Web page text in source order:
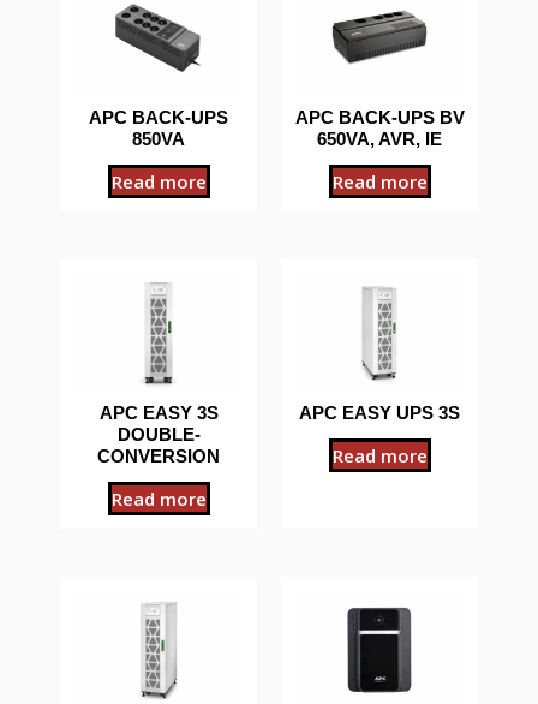
APC BACK-UPS
850VA
Read more
APC BACK-UPS BV
650VA, AVR, IE
Read more
APC EASY 3S
DOUBLE-
CONVERSION
Read more
APC EASY UPS 3S
Read more